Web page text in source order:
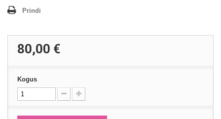
Prindi
80,00 €
Kogus